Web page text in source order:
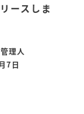
ースしま
理人
7日